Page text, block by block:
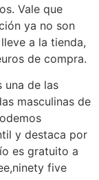
Vale que
ya no son
a la tienda,
de compra.
una de las
masculinas de
y destaca por
es gratuito a
five